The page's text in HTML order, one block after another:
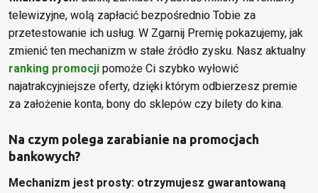
telewizyjne, wolą zapłacić bezpośrednio Tobie za
przetestowanie ich usług. W Zgarnij Premię pokazujemy, jak
zmienić ten mechanizm w stałe źródło zysku. Nasz aktualny
ranking promocji pomoże Ci szybko wyłowić
najatrakcyjniejsze oferty, dzięki którym odbierzesz premie
za założenie konta, bony do sklepów czy bilety do kina.
Na czym polega zarabianie na promocjach
bankowych?
Mechanizm jest prosty: otrzymujesz gwarantowaną